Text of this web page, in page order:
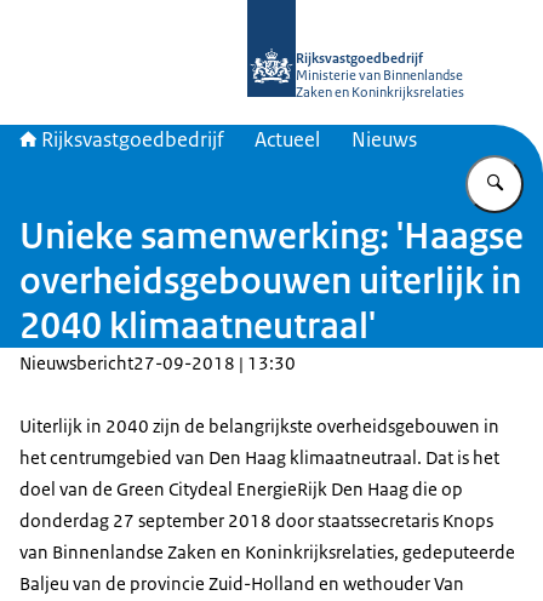
Rijksvastgoedbedrijf
Ministerie van Binnenlandse
Zaken en Koninkrijksrelaties
Rijksvastgoedbedrijf Actueel Nieuws
Unieke samenwerking: 'Haagse
overheidsgebouwen uiterlijk in
2040 klimaatneutraal'
Nieuwsbericht27-09-2018 | 13:30
Uiterlijk in 2040 zijn de belangrijkste overheidsgebouwen in
het centrumgebied van Den Haag klimaatneutraal. Dat is het
doel van de Green Citydeal EnergieRijk Den Haag die op
donderdag 27 september 2018 door staatssecretaris Knops
van Binnenlandse Zaken en Koninkrijksrelaties, gedeputeerde
Baljeu van de provincie Zuid-Holland en wethouder Van